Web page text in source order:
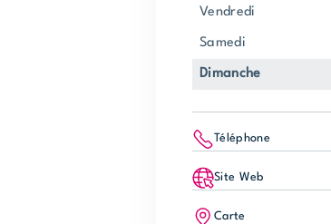
vendredi
samedi
dimanche
Téléphone
Site Web
Carte